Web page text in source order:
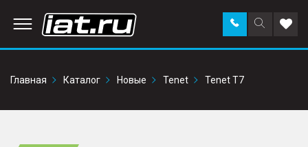
Поиск
по
Заказать
звонок в
Главная
Каталог Новые Tenet Tenet T7